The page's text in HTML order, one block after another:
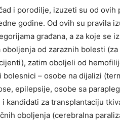
i porodilje, izuzeti su od ovih
godine. Od ovih su pravila
građana, a za koje se
od zaraznih bolesti
zatim oboljeli od
– osobe na dijalizi
epilepsije, osobe sa
kandidati za transplantaciju
oboljenja (cerebralna